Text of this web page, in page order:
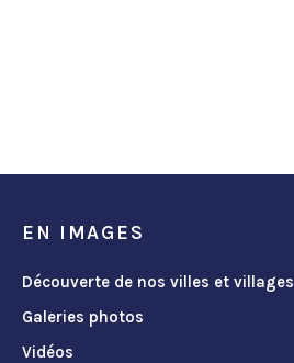
EN IMAGES
Découverte de nos villes et villages
Galeries photos
Vidéos